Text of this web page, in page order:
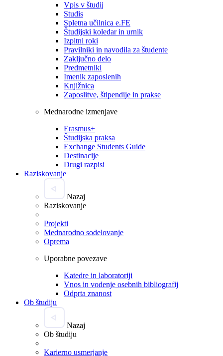
Vpis v študij
Studis
Spletna učilnica e.FE
Študijski koledar in urnik
Izpitni roki
Pravilniki in navodila za študente
Zaključno delo
Predmetniki
Imenik zaposlenih
Knjižnica
Zaposlitve, štipendije in prakse
Mednarodne izmenjave
Erasmus+
Študijska praksa
Exchange Students Guide
Destinacije
Drugi razpisi
Raziskovanje
Nazaj
Raziskovanje
Projekti
Mednarodno sodelovanje
Oprema
Uporabne povezave
Katedre in laboratoriji
Vnos in vodenje osebnih bibliografij
Odprta znanost
Ob študiju
Nazaj
Ob študiju
Karierno usmerjanje